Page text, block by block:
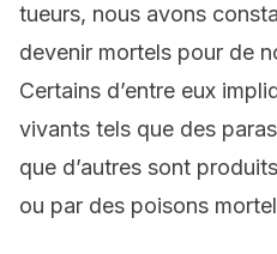
tueurs, nous avons
devenir mortels pour de
Certains d’entre eux
vivants tels que des
que d’autres sont
ou par des poisons